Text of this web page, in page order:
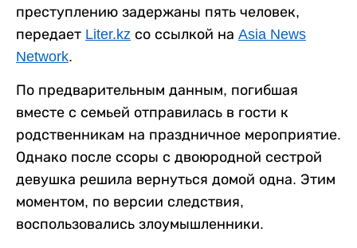
преступлению задержаны пять человек,
передает Liter.kz со ссылкой на Asia News
Network.
По предварительным данным, погибшая
вместе с семьей отправилась в гости к
родственникам на праздничное мероприятие.
Однако после ссоры с двоюродной сестрой
девушка решила вернуться домой одна. Этим
моментом, по версии следствия,
воспользовались злоумышленники.